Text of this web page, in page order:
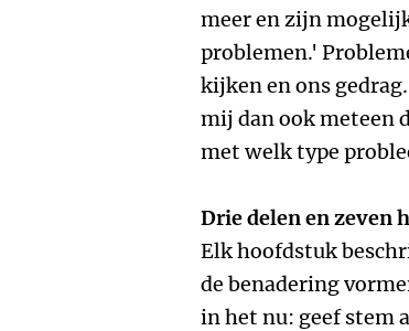
meer en zijn
problemen.'
kijken en ons
mij dan ook meteen
met welk type
Drie delen en zeven
Elk hoofdstuk
de benadering
in het nu: geef stem